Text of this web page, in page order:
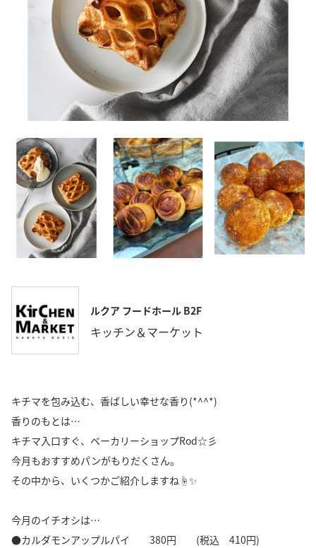
ルクア フードホール B2F
キッチン＆マーケット
キチマを包み込む、香ばしい幸せな香り(*^^*)
香りのもとは…
キチマ入口すぐ、ベーカリーショップRod☆彡
今月もおすすめパンがもりだくさん。
その中から、いくつかご紹介しますね☝✨
今月のイチオシは…
●カルダモンアップルパイ 380円 (税込 410円)